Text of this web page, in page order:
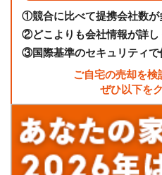
①競合に比べて提携会社数が
②どこよりも会社情報が詳
③国際基準のセキュリティ
ご自宅の売却を検
ぜひ以下を